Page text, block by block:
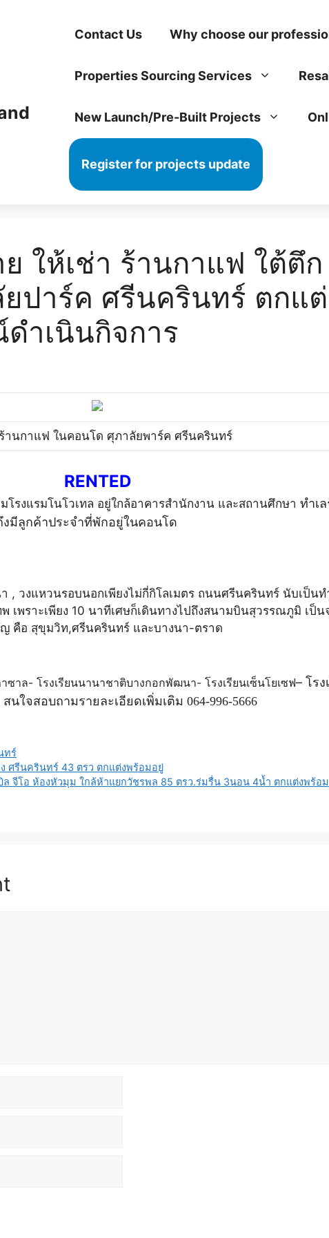
Contact Us Why choose our
Properties Sourcing Services
New Launch/Pre-Built Projects
Register for projects update
ย ให้เช่า ร้านกาแฟ ใต้ตึก
ปาร์ค ศรีนครินทร์ ตกแ
ำเนินกิจการ
านกาแฟ ในคอนโด ศุภาลัยพาร์ค ศรีนครินทร์
RENTED
รงแรมโนโวเทล อยู่ใกล้อาคารสำนักงาน และสถานศึกษา ทำเ
มีลูกค้าประจำที่พักอยู่ในคอนโด
, วงแหวนรอบนอกเพียงไม่กี่กิโลเมตร ถนนศรีนครินทร์ นับเป็นท
เพราะเพียง 10 นาทีเศษก็เดินทางไปถึงสนามบินสุวรรณภูมิ เป็น
คือ สุขุมวิท,ศรีนครินทร์ และบางนา-ตราด
ซาล- โรงเรียนนานาชาติบางกอกพัฒนา- โรงเรียนเซ็นโยเซฟ– โรง
นใจสอบถามรายละเอียดเพิ่มเติม 064-996-5666
ทร์
ศรีนครินทร์ 43 ตรว ตกแต่งพร้อมอยู่
ล จีโอ ห้องหัวมุม ใกล้ห้าแยกวัชรพล 85 ตรว.ร่มรื่น 3นอน 4น้ำ ตกแต่งพร้อ